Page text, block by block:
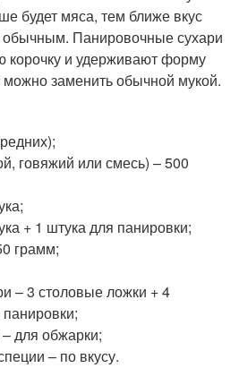
будет мяса, тем ближе вкус
обычным. Панировочные сухари
корочку и удерживают форму
можно заменить обычной мукой.
говяжий или смесь) – 500
+ 1 штука для панировки;
грамм;
– 3 столовые ложки + 4
для обжарки;
– по вкусу.